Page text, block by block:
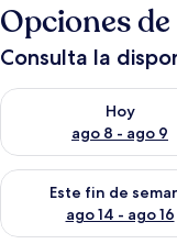
Opciones
Consulta la
Hoy
ago 8 - ago 9
Consulta la
Este fin de
ago 14 - ago 16
Consulta la